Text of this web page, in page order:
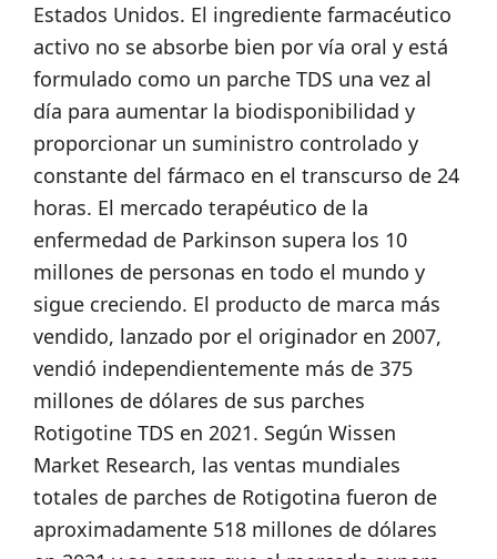
Estados Unidos. El ingrediente farmacéutico
activo no se absorbe bien por vía oral y está
formulado como un parche TDS una vez al
día para aumentar la biodisponibilidad y
proporcionar un suministro controlado y
constante del fármaco en el transcurso de 24
horas. El mercado terapéutico de la
enfermedad de Parkinson supera los 10
millones de personas en todo el mundo y
sigue creciendo. El producto de marca más
vendido, lanzado por el originador en 2007,
vendió independientemente más de 375
millones de dólares de sus parches
Rotigotine TDS en 2021. Según Wissen
Market Research, las ventas mundiales
totales de parches de Rotigotina fueron de
aproximadamente 518 millones de dólares